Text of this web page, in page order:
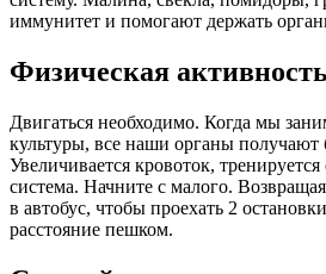
иммунитет и помогают держать
Физическая активность
Двигаться необходимо. Когда мы
культуры, все наши органы получают
Увеличивается кровоток, тренируется
система. Начните с малого.
в автобус, чтобы проехать 2
расстояние пешком.